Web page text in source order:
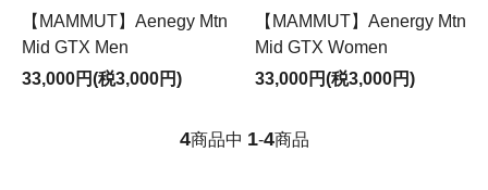
【MAMMUT】Aenegy Mtn
Mid GTX Men
33,000円(税3,000円)
【MAMMUT】Aenergy Mtn
Mid GTX Women
33,000円(税3,000円)
4商品中 1-4商品